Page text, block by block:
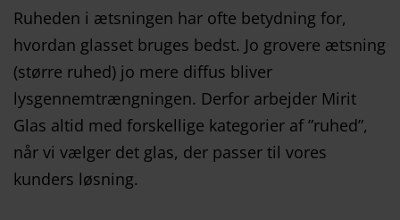
Ruheden i ætsningen har ofte betydning for,
hvordan glasset bruges bedst. Jo grovere ætsning
(større ruhed) jo mere diffus bliver
lysgennemtrængningen. Derfor arbejder Mirit
Glas altid med forskellige kategorier af ”ruhed”,
når vi vælger det glas, der passer til vores
kunders løsning.